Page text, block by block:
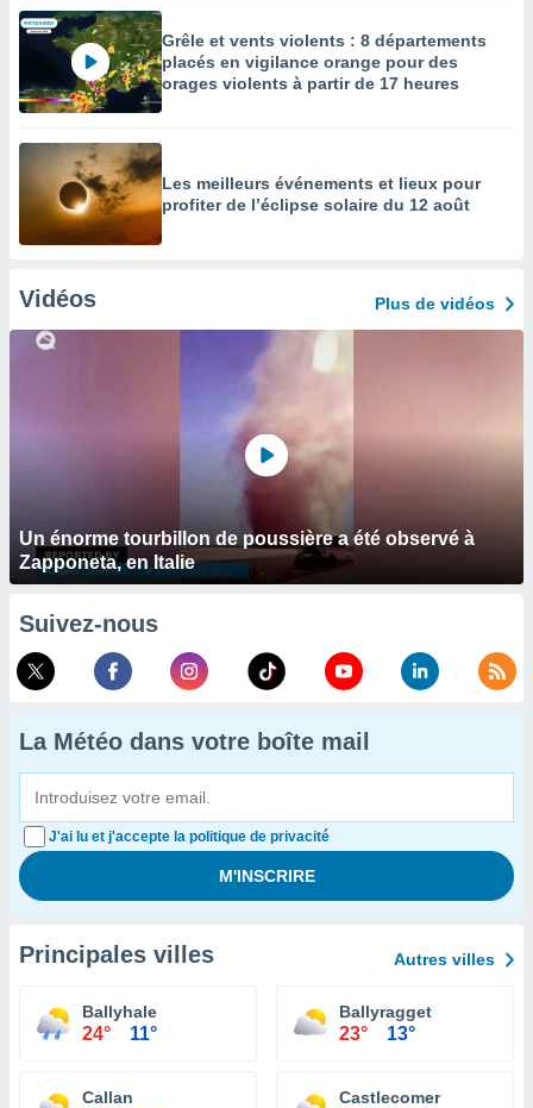
Grêle et vents violents : 8 départements
placés en vigilance orange pour des
orages violents à partir de 17 heures
Les meilleurs événements et lieux pour
profiter de l’éclipse solaire du 12 août
Vidéos Plus de vidéos
Un énorme tourbillon de poussière a été observé à
Zapponeta, en Italie
Suivez-nous
La Météo dans votre boîte mail
J'ai lu et j'accepte la politique de privacité
Principales villes Autres villes
Ballyhale
24° 11°
Ballyragget
23° 13°
Callan Castlecomer